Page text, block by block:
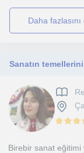
daha
Birebir sanat